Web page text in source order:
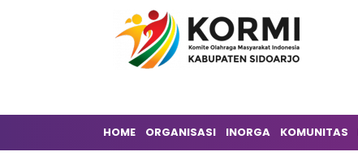
HOME ORGANISASI INORGA KOMUNITAS